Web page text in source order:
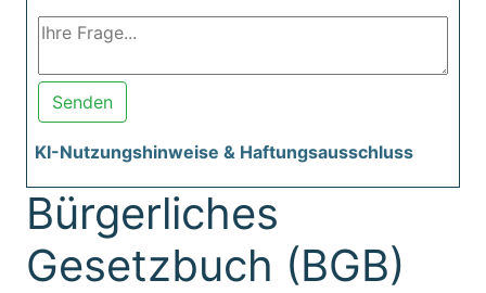
Senden
KI-Nutzungshinweise & Haftungsausschluss
Bürgerliches
Gesetzbuch (BGB)